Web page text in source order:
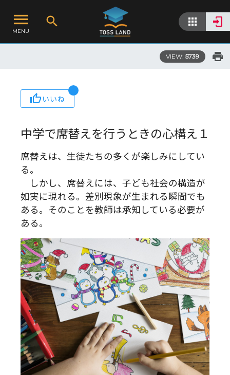
MENU
VIEW: 5739
いいね
中学で席替えを行うときの心構え１
席替えは、生徒たちの多くが楽しみにしてい
る。
しかし、席替えには、子ども社会の構造が
如実に現れる。差別現象が生まれる瞬間でも
ある。そのことを教師は承知している必要が
ある。